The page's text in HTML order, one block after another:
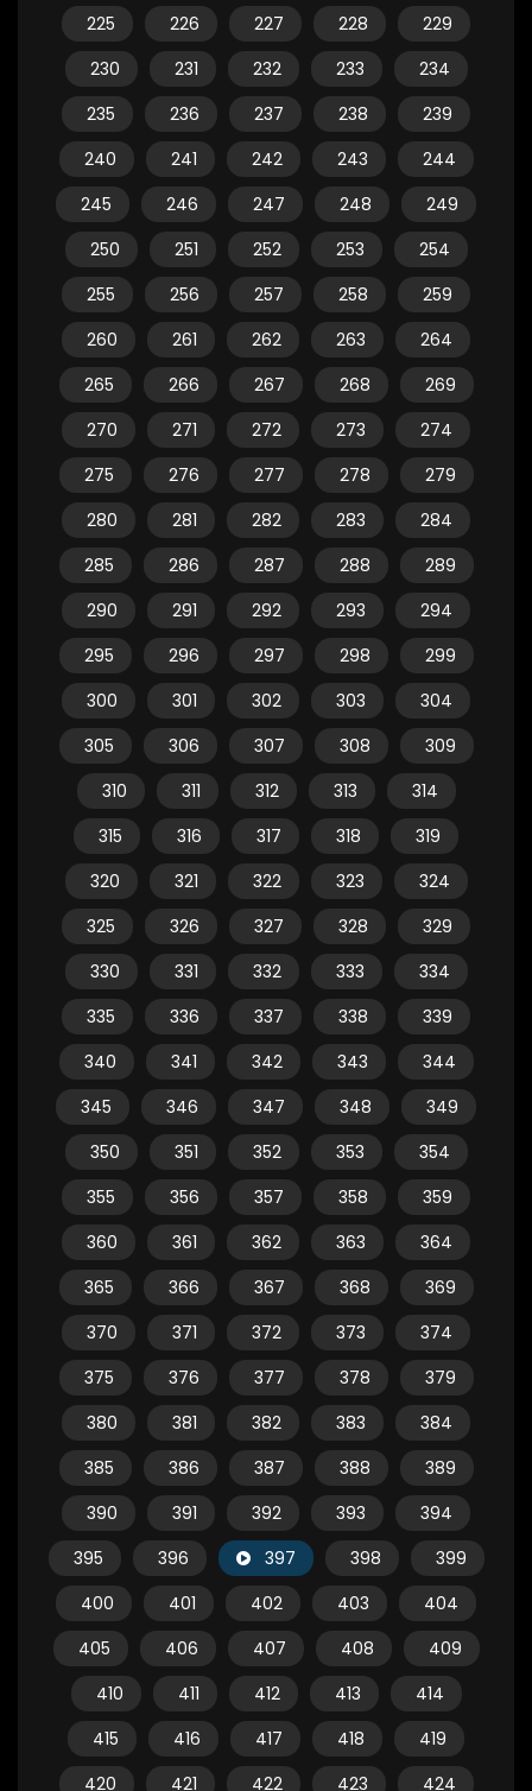
225
226 227 228
229
230
231 232 233
234
235
236 237 238
239
240
241 242 243
244
245
246 247 248
249
250
251 252 253
254
255
256 257 258
259
260
261 262 263
264
265
266 267 268
269
270
271 272 273
274
275
276 277 278
279
280
281 282 283
284
285
286 287 288
289
290
291 292 293
294
295
296 297 298
299
300
301 302 303
304
305
306 307 308
309
310
311 312 313
314
315
316 317 318
319
320
321 322 323
324
325
326 327 328
329
330
331 332 333
334
335
336 337 338
339
340
341 342 343
344
345
346 347 348
349
350
351 352 353
354
355
356 357 358
359
360
361 362 363
364
365
366 367 368
369
370
371 372 373
374
375
376 377 378
379
380
381 382 383
384
385
386 387 388
389
390
391 392 393
394
395
396 397 398
399
400
401 402 403
404
405
406 407 408
409
410
411 412 413
414
415
416 417 418
419
420
421 422 423 424